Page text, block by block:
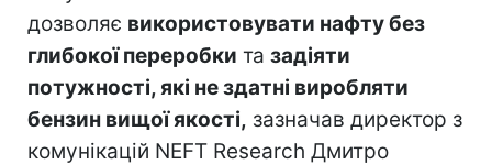
дозволяє використовувати нафту без
глибокої переробки та задіяти
потужності, які не здатні виробляти
бензин вищої якості, зазначав директор з
комунікацій NEFT Research Дмитро